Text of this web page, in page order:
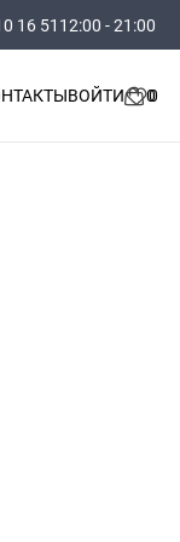
16 51 12:00 - 21:00
ВОЙТИ